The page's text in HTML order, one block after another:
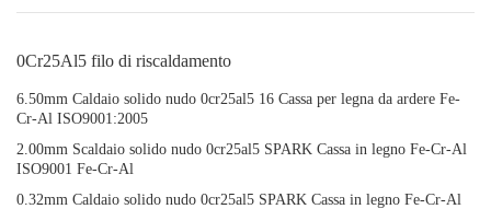
0Cr25Al5 filo di riscaldamento
6.50mm Caldaio solido nudo 0cr25al5 16 Cassa per legna da ardere Fe-
Cr-Al ISO9001:2005
2.00mm Scaldaio solido nudo 0cr25al5 SPARK Cassa in legno Fe-Cr-Al
ISO9001 Fe-Cr-Al
0.32mm Caldaio solido nudo 0cr25al5 SPARK Cassa in legno Fe-Cr-Al